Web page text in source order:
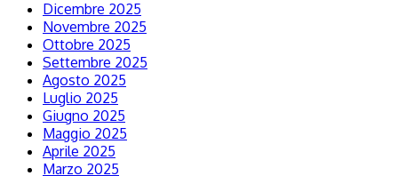
Dicembre 2025
Novembre 2025
Ottobre 2025
Settembre 2025
Agosto 2025
Luglio 2025
Giugno 2025
Maggio 2025
Aprile 2025
Marzo 2025